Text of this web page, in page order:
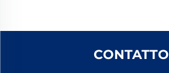
CONTATTO